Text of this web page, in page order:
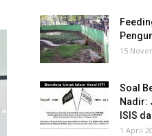
15
Soal
Nadir:
ISIS
1 April